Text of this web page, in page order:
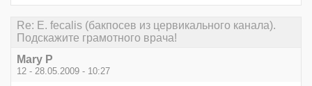
Re: E. fecalis (бакпосев из цервикального канала).
Подскажите грамотного врача!
Mary P
12 - 28.05.2009 - 10:27